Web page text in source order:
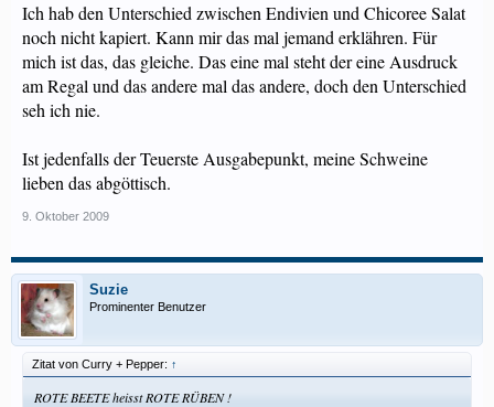
Ich hab den Unterschied zwischen Endivien und Chicoree Salat
noch nicht kapiert. Kann mir das mal jemand erklähren. Für
mich ist das, das gleiche. Das eine mal steht der eine Ausdruck
am Regal und das andere mal das andere, doch den Unterschied
seh ich nie.
Ist jedenfalls der Teuerste Ausgabepunkt, meine Schweine
lieben das abgöttisch.
9. Oktober 2009
Suzie
Prominenter Benutzer
Zitat von Curry + Pepper: ↑
ROTE BEETE heisst ROTE RÜBEN !